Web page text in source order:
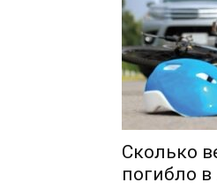
Сколько
погибло в